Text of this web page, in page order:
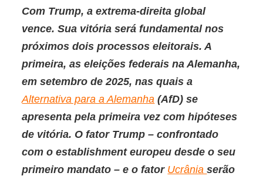
Com Trump, a extrema-direita global
vence. Sua vitória será fundamental nos
próximos dois processos eleitorais. A
primeira, as eleições federais naAlemanha,
em setembro de 2025, nas quais a
Alternativa para a Alemanha (AfD) se
apresenta pela primeira vez com hipóteses
de vitória. O fator Trump – confrontado
com oestablishmenteuropeu desde o seu
primeiro mandato – e o fator Ucrâniaserão